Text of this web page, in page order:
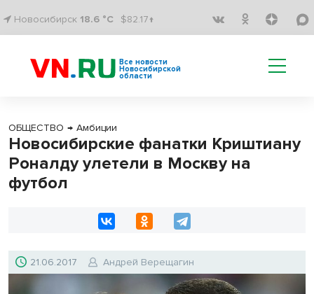
Новосибирск 18.6 °C $82.17↑
Все новости
Новосибирской
области
ОБЩЕСТВО → Амбиции
Новосибирские фанатки Криштиану
Роналду улетели в Москву на
футбол
21.06.2017 Андрей Верещагин